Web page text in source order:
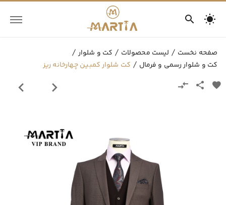
صفحه نخست لیست محصولات
کت و شلوار
کت و شلوار رسمی و فرمال
کت شلوار کمبین چهارخانه ریز